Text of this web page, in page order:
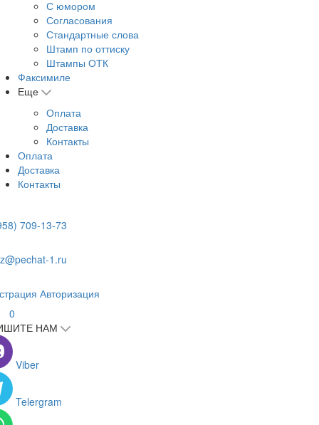
С юмором
Согласования
Стандартные слова
Штамп по оттиску
Штампы ОТК
Факсимиле
Еще
Оплата
Доставка
Контакты
Оплата
Доставка
Контакты
709-13-73
1.ru
Авторизация
0
НАМ
Viber
Telergram